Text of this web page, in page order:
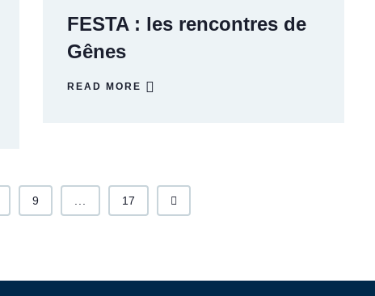
FESTA : les rencontres de
Gênes
READ MORE
9 ... 17